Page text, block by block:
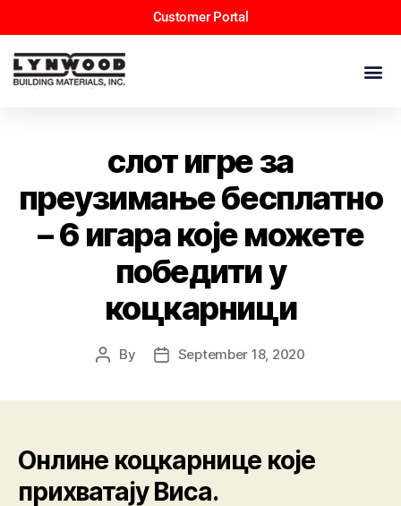
Customer Portal
слот игре за
преузимање бесплатно
– 6 игара које можете
победити у
коцкарници
By September 18, 2020
Онлине коцкарнице које
прихватају Виса.